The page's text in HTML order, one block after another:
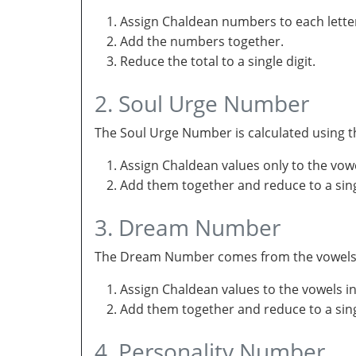
Assign Chaldean numbers to each
Add the numbers together.
Reduce the total to a single digit.
2. Soul Urge Number
The Soul Urge Number is calculated
Assign Chaldean values only to the
Add them together and reduce to a
3. Dream Number
The Dream Number comes from the
Assign Chaldean values to the vowels
Add them together and reduce to a